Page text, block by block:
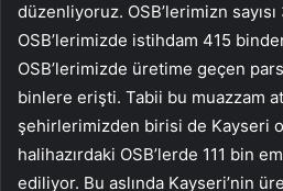
düzenliyoruz. OSB’lerimizn sayısı
OSB’lerimizde istihdam 415
OSB’lerimizde üretime geçen
binlere erişti. Tabii bu muazzam
şehirlerimizden birisi de Kayseri
halihazırdaki OSB’lerde 111 bin
ediliyor. Bu aslında Kayseri’nin